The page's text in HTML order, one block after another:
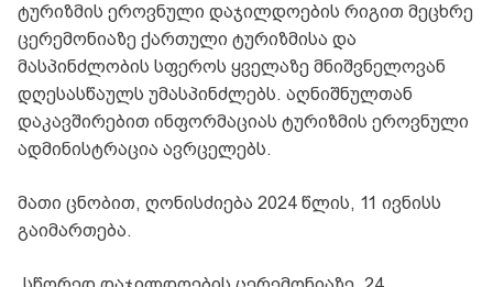
ტურიზმის ეროვნული დაჯილდოების რიგით მეცხრე
ცერემონიაზე ქართული ტურიზმისა და
მასპინძლობის სფეროს ყველაზე მნიშვნელოვან
დღესასწაულს უმასპინძლებს. აღნიშნულთან
დაკავშირებით ინფორმაციას ტურიზმის ეროვნული
ადმინისტრაცია ავრცელებს.
მათი ცნობით, ღონისძიება 2024 წლის, 11 ივნისს
გაიმართება.